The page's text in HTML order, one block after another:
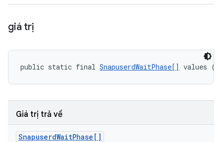
giá trị
public static final SnapuserdWaitPhase[] values ()
Giá trị trả về
SnapuserdWaitPhase[]